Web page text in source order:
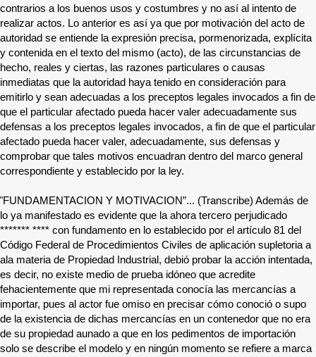
contrarios a los buenos usos y costumbres y no así al intento de
realizar actos. Lo anterior es así ya que por motivación del acto de
autoridad se entiende la expresión precisa, pormenorizada, explícita
y contenida en el texto del mismo (acto), de las circunstancias de
hecho, reales y ciertas, las razones particulares o causas
inmediatas que la autoridad haya tenido en consideración para
emitirlo y sean adecuadas a los preceptos legales invocados a fin de
que el particular afectado pueda hacer valer adecuadamente sus
defensas a los preceptos legales invocados, a fin de que el particular
afectado pueda hacer valer, adecuadamente, sus defensas y
comprobar que tales motivos encuadran dentro del marco general
correspondiente y establecido por la ley.
"FUNDAMENTACION Y MOTIVACION”... (Transcribe) Además de
lo ya manifestado es evidente que la ahora tercero perjudicado
******* **** con fundamento en lo establecido por el artículo 81 del
Código Federal de Procedimientos Civiles de aplicación supletoria a
ala materia de Propiedad Industrial, debió probar la acción intentada,
es decir, no existe medio de prueba idóneo que acredite
fehacientemente que mi representada conocía las mercancías a
importar, pues al actor fue omiso en precisar cómo conoció o supo
de la existencia de dichas mercancías en un contenedor que no era
de su propiedad aunado a que en los pedimentos de importación
solo se describe el modelo y en ningún momento se refiere a marca